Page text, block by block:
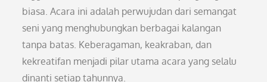
biasa. Acara ini adalah perwujudan dari semangat
seni yang menghubungkan berbagai kalangan
tanpa batas. Keberagaman, keakraban, dan
kekreatifan menjadi pilar utama acara yang selalu
dinanti setiap tahunnya.